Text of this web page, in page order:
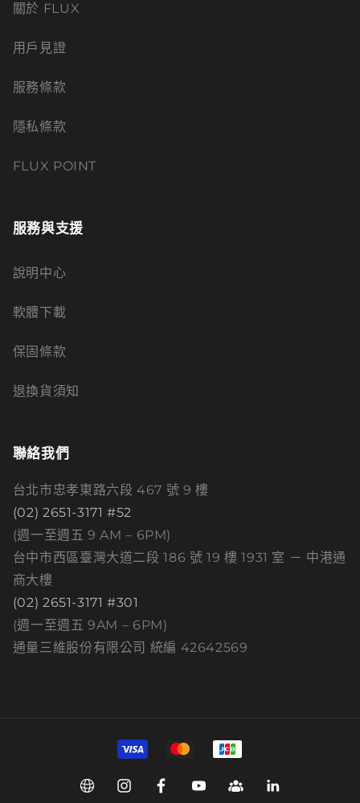
關於 FLUX
用戶見證
服務條款
隱私條款
FLUX POINT
服務與支援
說明中心
軟體下載
保固條款
退換貨須知
聯絡我們
台北市忠孝東路六段 467 號 9 樓
(02) 2651-3171 #52
(週一至週五 9 AM – 6PM)
台中市西區臺灣大道二段 186 號 19 樓 1931 室 － 中港通
商大樓
(02) 2651-3171 #301
(週一至週五 9AM – 6PM)
通量三維股份有限公司 統編 42642569
Web InstagramFacebookYouTubeGroup Linkedin